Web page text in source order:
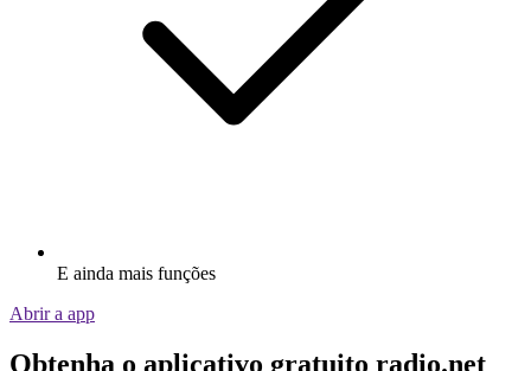
E ainda mais funções
Abrir a app
Obtenha o aplicativo gratuito radio.net